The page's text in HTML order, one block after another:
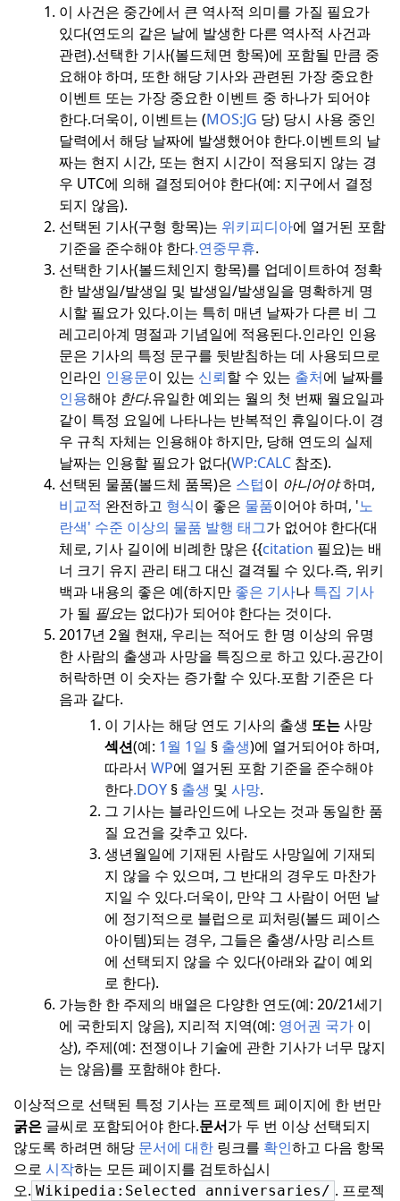
이 사건은 중간에서 큰 역사적 의미를 가질 필요가
있다(연도의 같은 날에 발생한 다른 역사적 사건과
관련).선택한 기사(볼드체면 항목)에 포함될 만큼 중
요해야 하며, 또한 해당 기사와 관련된 가장 중요한
이벤트 또는 가장 중요한 이벤트 중 하나가 되어야
한다.더욱이, 이벤트는 (MOS:JG 당) 당시 사용 중인
달력에서 해당 날짜에 발생했어야 한다.이벤트의 날
짜는 현지 시간, 또는 현지 시간이 적용되지 않는 경
우 UTC에 의해 결정되어야 한다(예: 지구에서 결정
되지 않음).
선택된 기사(구형 항목)는 위키피디아에 열거된 포함
기준을 준수해야 한다.연중무휴.
선택한 기사(볼드체인지 항목)를 업데이트하여 정확
한 발생일/발생일 및 발생일/발생일을 명확하게 명
시할 필요가 있다.이는 특히 매년 날짜가 다른 비 그
레고리아계 명절과 기념일에 적용된다.인라인 인용
문은 기사의 특정 문구를 뒷받침하는 데 사용되므로
인라인 인용문이 있는 신뢰할 수 있는 출처에 날짜를
인용해야 한다.유일한 예외는 월의 첫 번째 월요일과
같이 특정 요일에 나타나는 반복적인 휴일이다.이 경
우 규칙 자체는 인용해야 하지만, 당해 연도의 실제
날짜는 인용할 필요가 없다(WP:CALC 참조).
선택된 물품(볼드체 품목)은 스텁이 아니어야하며,
비교적 완전하고 형식이 좋은 물품이어야 하며, '노
란색' 수준 이상의 물품 발행 태그가 없어야 한다(대
체로, 기사 길이에 비례한 많은 {{citation 필요)는 배
너 크기 유지 관리 태그 대신 결격될 수 있다.즉, 위키
백과 내용의 좋은 예(하지만 좋은 기사나 특집 기사
가 될 필요는 없다)가 되어야 한다는 것이다.
2017년 2월 현재, 우리는 적어도 한 명 이상의 유명
한 사람의 출생과 사망을 특징으로 하고 있다.공간이
허락하면 이 숫자는 증가할 수 있다.포함 기준은 다
음과 같다.
이 기사는 해당 연도 기사의 출생 또는사망
섹션(예: 1월 1일 § 출생)에 열거되어야 하며,
따라서WP에 열거된 포함 기준을 준수해야
한다.DOY § 출생 및사망.
그 기사는 블라인드에 나오는 것과 동일한 품
질 요건을 갖추고 있다.
생년월일에 기재된 사람도 사망일에 기재되
지 않을 수 있으며, 그 반대의 경우도 마찬가
지일 수 있다.더욱이, 만약 그 사람이 어떤 날
에 정기적으로 블럽으로 피처링(볼드 페이스
아이템)되는 경우, 그들은 출생/사망 리스트
에 선택되지 않을 수 있다(아래와 같이 예외
로 한다).
가능한 한 주제의 배열은 다양한 연도(예: 20/21세기
에 국한되지 않음), 지리적 지역(예: 영어권 국가 이
상), 주제(예: 전쟁이나 기술에 관한 기사가 너무 많지
는 않음)를 포함해야 한다.
이상적으로 선택된 특정 기사는 프로젝트 페이지에 한 번만
굵은 글씨로 포함되어야 한다.문서가 두 번 이상 선택되지
않도록 하려면 해당 문서에 대한 링크를 확인하고 다음 항목
으로 시작하는 모든 페이지를 검토하십시
오. Wikipedia:Selected anniversaries/ . 프로젝